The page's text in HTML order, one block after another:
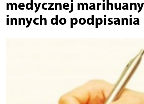
medycznej
innych do